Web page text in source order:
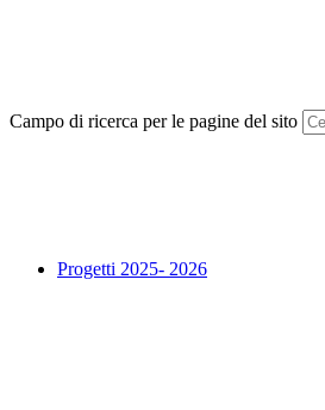
Campo di ricerca per le pagine del sito
Progetti 2025- 2026